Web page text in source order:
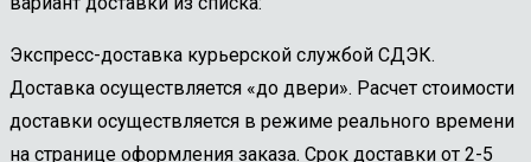
Экспресс-доставка курьерской службой СДЭК.
Доставка осуществляется «до двери». Расчет стоимости
доставки осуществляется в режиме реального времени
на странице оформления заказа. Срок доставки от 2-5